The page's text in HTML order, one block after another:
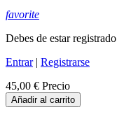
favorite
Debes de estar registrado
Entrar| Registrarse
45,00 € Precio
Añadir al carrito